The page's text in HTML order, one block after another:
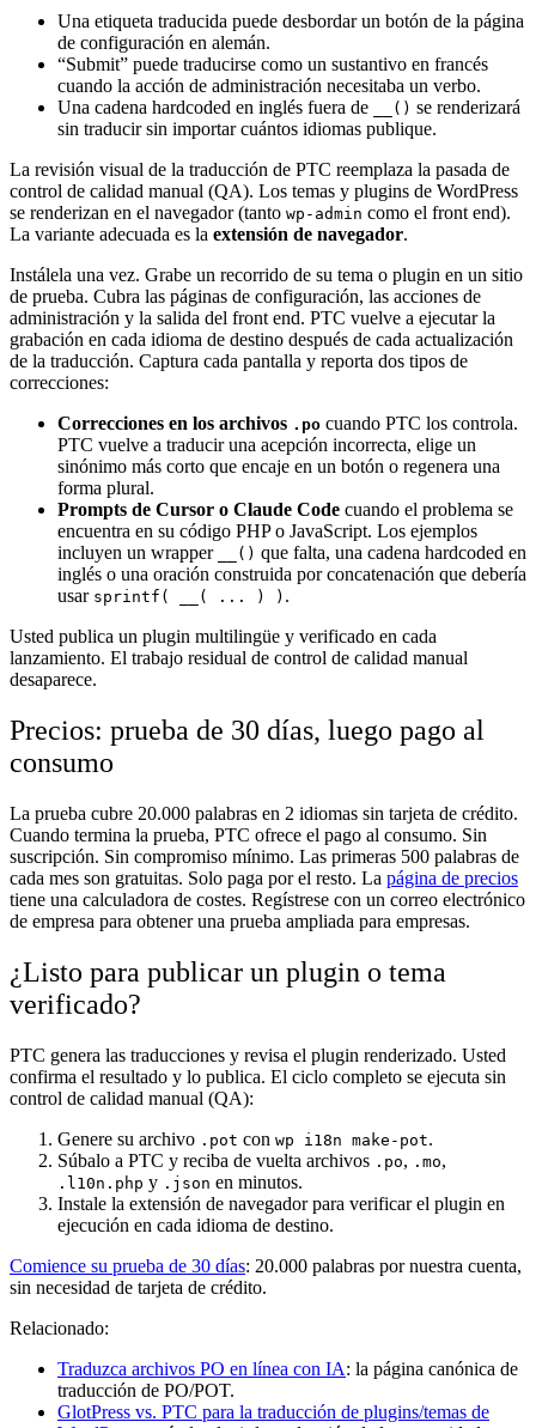
Una etiqueta traducida puede desbordar un botón de la página
de configuración en alemán.
“Submit” puede traducirse como un sustantivo en francés
cuando la acción de administración necesitaba un verbo.
Una cadena hardcoded en inglés fuera de
__() se renderizará
sin traducir sin importar cuántos idiomas publique.
La revisión visual de la traducción de PTC reemplaza la pasada de
control de calidad manual (QA). Los temas y plugins de WordPress
se renderizan en el navegador (tanto wp-admin como el front end).
La variante adecuada es la extensión de navegador.
Instálela una vez. Grabe un recorrido de su tema o plugin en un sitio
de prueba. Cubra las páginas de configuración, las acciones de
administración y la salida del front end. PTC vuelve a ejecutar la
grabación en cada idioma de destino después de cada actualización
de la traducción. Captura cada pantalla y reporta dos tipos de
correcciones:
Correcciones en los archivos .po cuando PTC los controla.
PTC vuelve a traducir una acepción incorrecta, elige un
sinónimo más corto que encaje en un botón o regenera una
forma plural.
Prompts de Cursor o Claude Code cuando el problema se
encuentra en su código PHP o JavaScript. Los ejemplos
incluyen un wrapper
__() que falta, una cadena hardcoded en
inglés o una oración construida por concatenación que debería
usar sprintf( __( ... ) ) .
Usted publica un plugin multilingüe y verificado en cada
lanzamiento. El trabajo residual de control de calidad manual
desaparece.
Precios: prueba de 30 días, luego pago al
consumo
La prueba cubre 20.000 palabras en 2 idiomas sin tarjeta de crédito.
Cuando termina la prueba, PTC ofrece el pago al consumo. Sin
suscripción. Sin compromiso mínimo. Las primeras 500 palabras de
cada mes son gratuitas. Solo paga por el resto. La página de precios
tiene una calculadora de costes. Regístrese con un correo electrónico
de empresa para obtener una prueba ampliada para empresas.
¿Listo para publicar un plugin o tema
verificado?
PTC genera las traducciones y revisa el plugin renderizado. Usted
confirma el resultado y lo publica. El ciclo completo se ejecuta sin
control de calidad manual (QA):
Genere su archivo .pot con wp i18n make-pot.
Súbalo a PTC y reciba de vuelta archivos .po, .mo,
.l10n.php y .json en minutos.
Instale la extensión de navegador para verificar el plugin en
ejecución en cada idioma de destino.
Comience su prueba de 30 días: 20.000 palabras por nuestra cuenta,
sin necesidad de tarjeta de crédito.
Relacionado:
Traduzca archivos PO en línea con IA: la página canónica de
traducción de PO/POT.
GlotPress vs. PTC para la traducción de plugins/temas de